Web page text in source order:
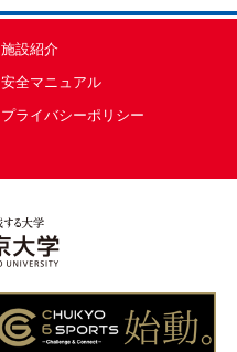
施設紹介
安全マニュアル
プライバシーポリシー